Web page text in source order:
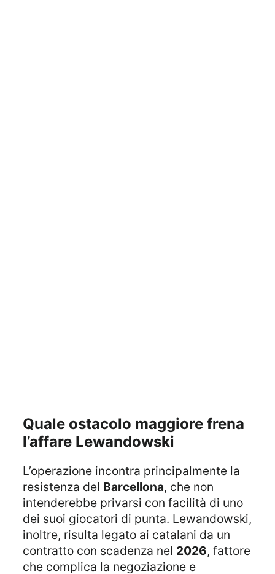
quale ostacolo maggiore frena
l’affare Lewandowski
L’operazione incontra principalmente la
resistenza del Barcellona, che non
intenderebbe privarsi con facilità di uno
dei suoi giocatori di punta. Lewandowski,
inoltre, risulta legato ai catalani da un
contratto con scadenza nel 2026, fattore
che complica la negoziazione e